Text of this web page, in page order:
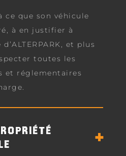
ce que son véhicule
à en justifier à
et plus
toutes les
et réglementaires